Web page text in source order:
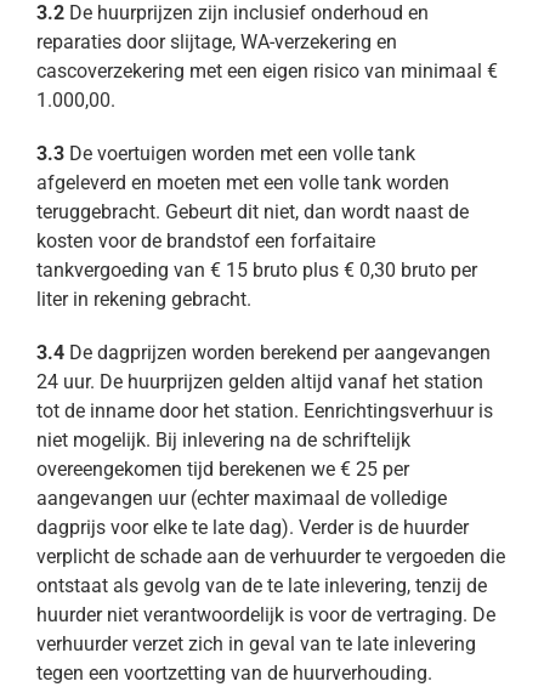
3.2De huurprijzen zijn inclusief onderhoud en
reparaties door slijtage, WA-verzekering en
cascoverzekering met een eigen risico van minimaal €
1.000,00.
3.3De voertuigen worden met een volle tank
afgeleverd en moeten met een volle tank worden
teruggebracht. Gebeurt dit niet, dan wordt naast de
kosten voor de brandstof een forfaitaire
tankvergoeding van € 15 bruto plus € 0,30 bruto per
liter in rekening gebracht.
3.4De dagprijzen worden berekend per aangevangen
24 uur. De huurprijzen gelden altijd vanaf het station
tot de inname door het station. Eenrichtingsverhuur is
niet mogelijk. Bij inlevering na de schriftelijk
overeengekomen tijd berekenen we € 25 per
aangevangen uur (echter maximaal de volledige
dagprijs voor elke te late dag). Verder is de huurder
verplicht de schade aan de verhuurder te vergoeden die
ontstaat als gevolg van de te late inlevering, tenzij de
huurder niet verantwoordelijk is voor de vertraging. De
verhuurder verzet zich in geval van te late inlevering
tegen een voortzetting van de huurverhouding.